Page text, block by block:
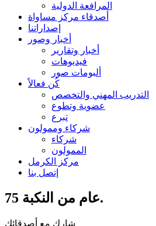
المرافعة الدولية
أصدقاء مركز مساواة
إصداراتنا
أخبار وصور
أخبار وتقارير
فيديوهات
ألبومات صور
كُن فعالاً
التدريب المهني والتخصص
عضوية وتطوع
تبرع
شركاء وممولون
شركاء
الممولون
مركز الكرمل
إتصل بنا
75 عام من النكبة.
شارك مع أصدقائك